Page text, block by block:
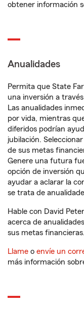
obtener información
Anualidades
Permita que State
una inversión a
Las anualidades
por vida, mientras
diferidos podrían
jubilación.
de sus metas
Genere una futura
opción de inversión
ayudar a aclarar la
se trata de
Hable con David
acerca de
sus metas financieras.
Llame o envíe un
más información